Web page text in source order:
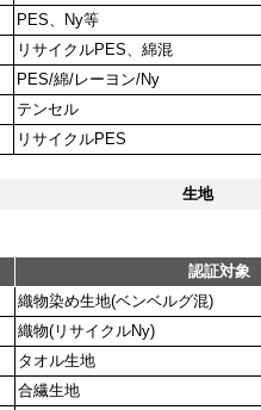
PES、Ny等
リサイクルPES、綿混
PES/綿/レーヨン/Ny
テンセル
リサイクルPES
生地
認証対象
織物染め生地(ベンベルグ混)
織物(リサイクルNy)
タオル生地
合繊生地